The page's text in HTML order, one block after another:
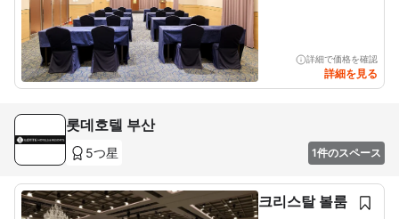
詳細で価格を確認
詳細を見る
롯데호텔 부산
5つ星 1件のスペース
크리스탈 볼룸